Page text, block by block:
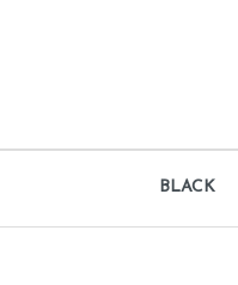
BLACK